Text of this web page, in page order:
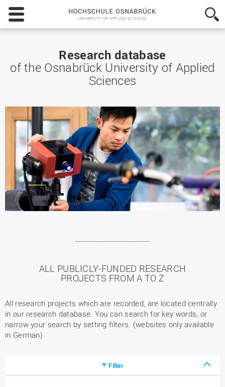
Hochschule
Osnabrück
-
Sciences
Research database
of the Osnabrück University of Applied
Sciences
ALL PUBLICLY-FUNDED RESEARCH
PROJECTS FROM A TO Z
All research projects which are recorded, are located centrally
in our research database. You can search for key words, or
narrow your search by setting filters. (websites only available
in German)
Filter